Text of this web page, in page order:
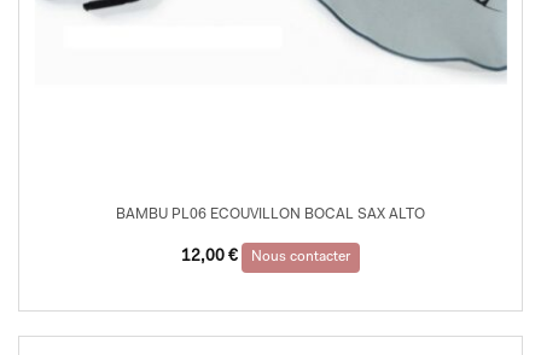
BAMBU PL06 ECOUVILLON BOCAL SAX ALTO
12,00 € Nous contacter